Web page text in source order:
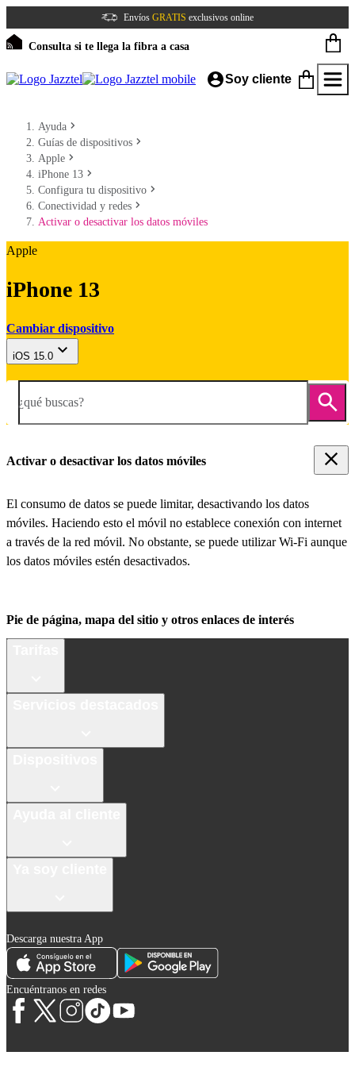
Envíos GRATIS exclusivos online
Consulta si te llega la fibra a casa
Soy cliente
Ayuda
Guías de dispositivos
Apple
iPhone 13
Configura tu dispositivo
Conectividad y redes
Activar o desactivar los datos móviles
Apple
iPhone 13
Cambiar dispositivo
iOS 15.0
¿qué buscas?
Activar o desactivar los datos móviles
El consumo de datos se puede limitar, desactivando los datos
móviles. Haciendo esto el móvil no establece conexión con internet
a través de la red móvil. No obstante, se puede utilizar Wi-Fi aunque
los datos móviles estén desactivados.
Pie de página, mapa del sitio y otros enlaces de interés
Descarga nuestra App
Encuéntranos en redes